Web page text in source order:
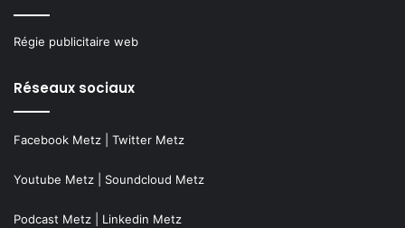
Régie publicitaire web
Réseaux sociaux
Facebook Metz Twitter Metz
Youtube Metz Soundcloud Metz
Podcast Metz Linkedin Metz